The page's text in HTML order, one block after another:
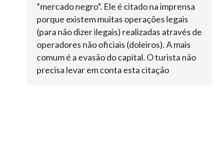
“mercado negro”. Ele é citado na imprensa
porque existem muitas operações legais
(para não dizer ilegais) realizadas através de
operadores não oficiais (doleiros). A mais
comum é a evasão do capital. O turista não
precisa levar em conta esta citação